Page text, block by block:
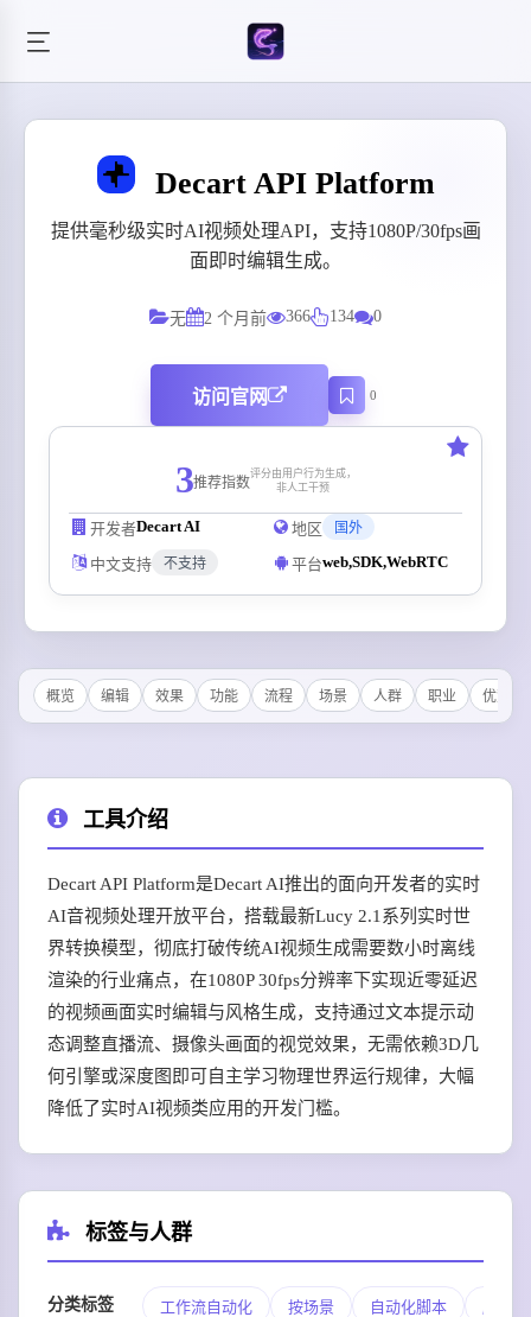
Decart API Platform
提供毫秒级实时AI视频处理API，支持1080P/30fps画
面即时编辑生成。
无 2 个月前 366 134 0
访问官网 0
3推荐指数
评分由用户行为生成，
非人工干预
开发者Decart AI 地区 国外
中文支持 不支持 平台web,SDK,WebRTC
概览 编辑 效果 功能 流程 场景 人群 职业 优势
工具介绍
Decart API Platform是Decart AI推出的面向开发者的实时
AI音视频处理开放平台，搭载最新Lucy 2.1系列实时世
界转换模型，彻底打破传统AI视频生成需要数小时离线
渲染的行业痛点，在1080P 30fps分辨率下实现近零延迟
的视频画面实时编辑与风格生成，支持通过文本提示动
态调整直播流、摄像头画面的视觉效果，无需依赖3D几
何引擎或深度图即可自主学习物理世界运行规律，大幅
降低了实时AI视频类应用的开发门槛。
标签与人群
分类标签 工作流自动化 按场景 自动化脚本 脚本